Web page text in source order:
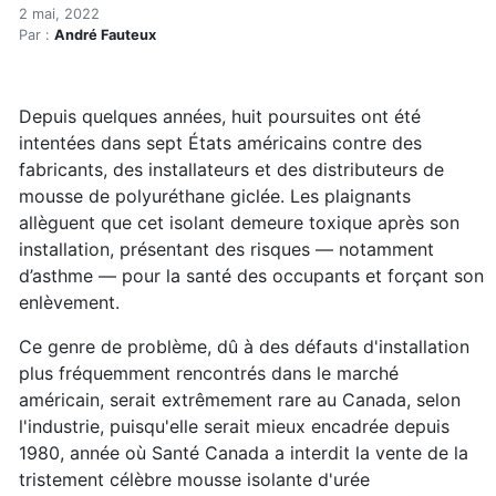
Accueil
Articles
Isolant de polyuréthane : les dangers d’une
Isolant de polyuréthane :
2 mai, 2022
Par : André Fauteux
Depuis quelques années, huit poursuites ont été
intentées dans sept États américains contre des
fabricants, des installateurs et des distributeurs de
mousse de polyuréthane giclée. Les plaignants
allèguent que cet isolant demeure toxique après son
installation, présentant des risques — notamment
d’asthme — pour la santé des occupants et forçant son
enlèvement.
Ce genre de problème, dû à des défauts d'installation
plus fréquemment rencontrés dans le marché
américain, serait extrêmement rare au Canada, selon
l'industrie, puisqu'elle serait mieux encadrée depuis
1980, année où Santé Canada a interdit la vente de la
tristement célèbre mousse isolante d'urée